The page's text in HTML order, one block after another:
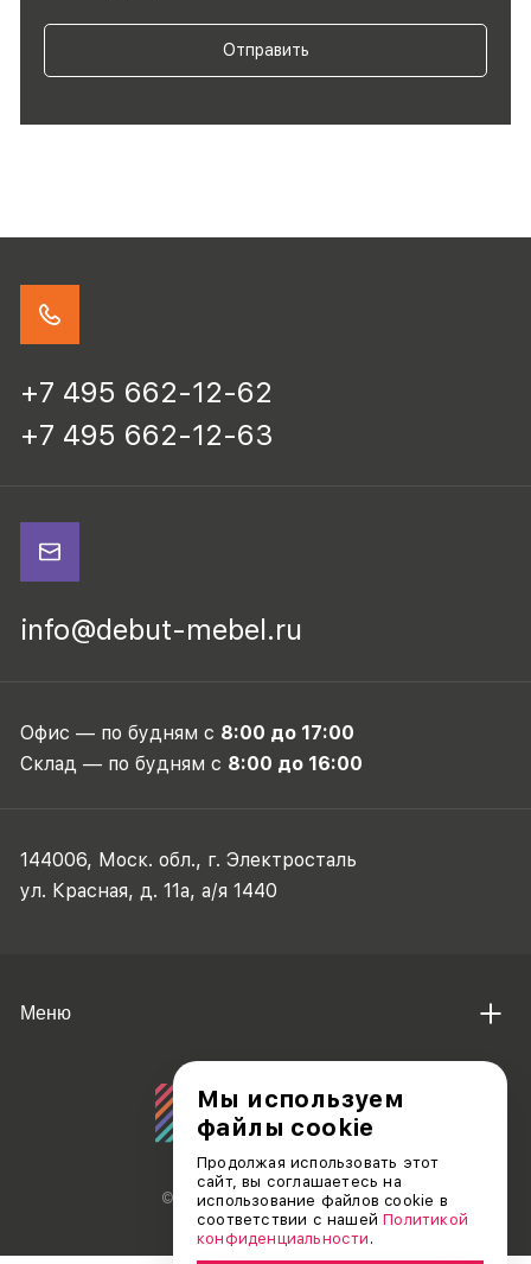
Отправить
+7 495 662-12-62
+7 495 662-12-63
info@debut-mebel.ru
Офис — по будням с 8:00 до 17:00
Склад — по будням с 8:00 до 16:00
144006, Моск. обл., г. Электросталь
ул. Красная, д. 11а, а/я 1440
© АО «ДЕБЮТ», 2011 — 2026
Меню
Мы используем
файлы cookie
Продолжая использовать этот
сайт, вы соглашаетесь на
использование файлов cookie в
соответствии с нашейПолитикой
конфиденциальности .